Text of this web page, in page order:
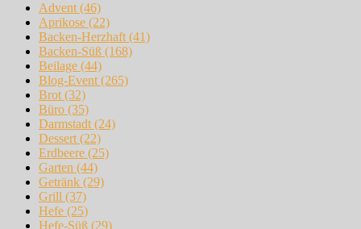
Advent(46)
Aprikose (22)
Backen-Herzhaft(41)
Backen-Süß (168)
Beilage (44)
Blog-Event(265)
Brot(32)
Büro (35)
Darmstadt(24)
Dessert(22)
Erdbeere (25)
Garten (44)
Getränk (29)
Grill (37)
Hefe (25)
Hefe-Süß (29)